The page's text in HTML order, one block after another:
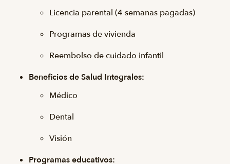
Licencia parental (4 semanas pagadas)
Programas de vivienda
Reembolso de cuidado infantil
Beneficios de Salud Integrales:
Médico
Dental
Visión
Programas educativos: